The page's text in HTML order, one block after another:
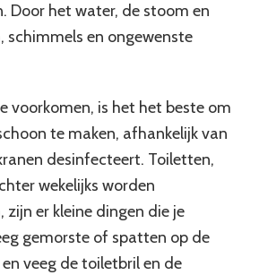
Door het water, de stoom en
schimmels en ongewenste
voorkomen, is het het beste om
te maken, afhankelijk van
desinfecteert. Toiletten,
wekelijks worden
er kleine dingen die je
gemorste of spatten op de
veeg de toiletbril en de